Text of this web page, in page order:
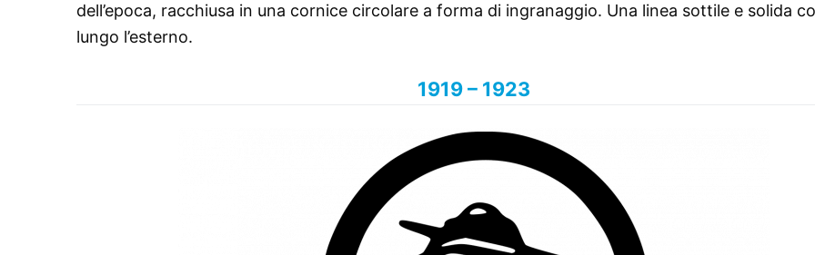
dell’epoca, racchiusa in una cornice circolare a forma di ingranaggio. Una linea sottile e solida
lungo l’esterno.
1919 – 1923